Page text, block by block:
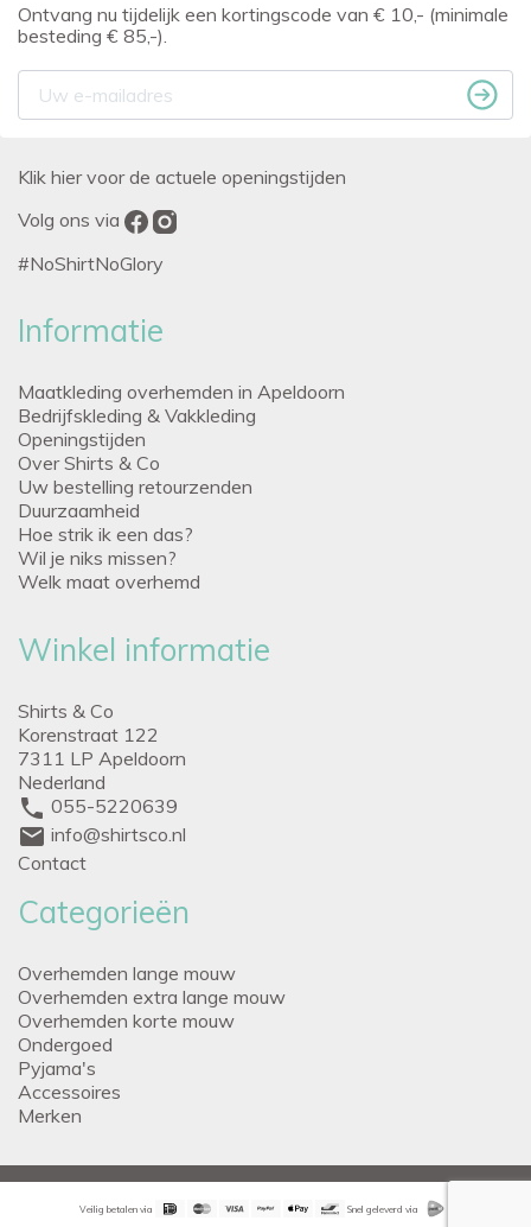
Ontvang nu tijdelijk een kortingscode van € 10,- (minimale
besteding € 85,-).
Klik hier voor de actuele openingstijden
Volg ons via
#NoShirtNoGlory
Informatie
Maatkleding overhemden in Apeldoorn
Bedrijfskleding & Vakkleding
Openingstijden
Over Shirts & Co
Uw bestelling retourzenden
Duurzaamheid
Hoe strik ik een das?
Wil je niks missen?
Welk maat overhemd
Winkel informatie
Shirts & Co
Korenstraat 122
7311 LP Apeldoorn
Nederland
phone 055-5220639
mail info@shirtsco.nl
Contact
Categorieën
Overhemden lange mouw
Overhemden extra lange mouw
Overhemden korte mouw
Ondergoed
Pyjama's
Accessoires
Merken
Veilig betalen via Snel geleverd via